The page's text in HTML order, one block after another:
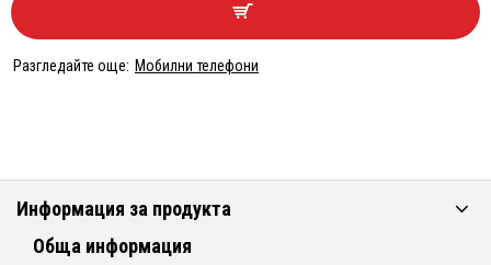
Разгледайте още: Мобилни телефони
Информация за продукта
Обща информация